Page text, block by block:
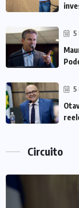
5
5
Circuito